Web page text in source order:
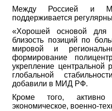
Между Россией и
поддерживается
«Хорошей основой для
близость позиций по
мировой и
формирование
укрепление
глобальной
добавили в МИД РФ.
Кроме того, активно
экономическое, военно-